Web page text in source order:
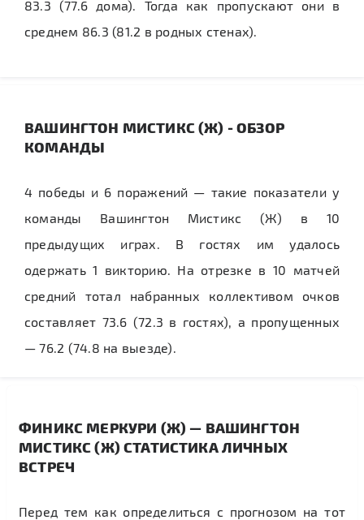
83.3 (77.6 дома). Тогда как пропускают они в
среднем 86.3 (81.2 в родных стенах).
ВАШИНГТОН МИСТИКС (Ж) - ОБЗОР
КОМАНДЫ
4 победы и 6 поражений — такие показатели у
команды Вашингтон Мистикс (Ж) в 10
предыдущих играх. В гостях им удалось
одержать 1 викторию. На отрезке в 10 матчей
средний тотал набранных коллективом очков
составляет 73.6 (72.3 в гостях), а пропущенных
— 76.2 (74.8 на выезде).
ФИНИКС МЕРКУРИ (Ж) — ВАШИНГТОН
МИСТИКС (Ж) СТАТИСТИКА ЛИЧНЫХ
ВСТРЕЧ
Перед тем как определиться с прогнозом на тот